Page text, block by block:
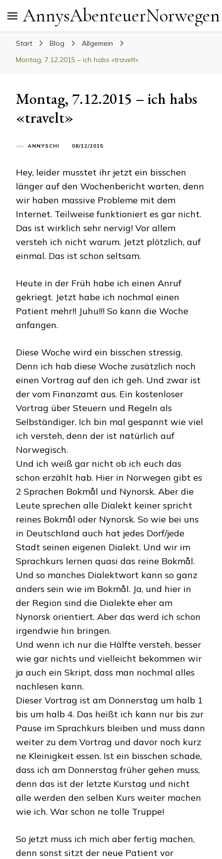
AnnysAbenteuerNorwegen
Start Blog
Allgemein
Montag, 7.12.2015 – ich habs «travelt»
Montag, 7.12.2015 – ich habs
«travelt»
von ANNYSCHI 08/12/2015
Hey, leider musstet ihr jetzt ein bisschen
länger auf den Wochenbericht warten, denn
wir haben massive Probleme mit dem
Internet. Teilweise funktioniert es gar nicht.
Das ist wirklich sehr nervig! Vor allem
versteh ich nicht warum. Jetzt plötzlich, auf
einmal. Das ist schon seltsam.
Heute in der Früh habe ich einen Anruf
gekriegt. Jetzt habe ich nochmal einen
Patient mehr!! Juhu!!! So kann die Woche
anfangen.
Diese Woche wird ein bisschen stressig.
Denn ich hab diese Woche zusätzlich noch
einen Vortrag auf den ich geh. Und zwar ist
der vom Finanzamt aus. Ein kostenloser
Vortrag über Steuern und Regeln als
Selbständiger. Ich bin mal gespannt wie viel
ich versteh, denn der ist natürlich auf
Norwegisch.
Und ich weiß gar nicht ob ich euch das
schon erzählt hab. Hier in Norwegen gibt es
2 Sprachen Bokmål und Nynorsk. Aber die
Leute sprechen alle Dialekt keiner spricht
reines Bokmål oder Nynorsk. So wie bei uns
in Deutschland auch hat jedes Dorf/jede
Stadt seinen eigenen Dialekt. Und wir im
Sprachkurs lernen quasi das reine Bokmål.
Und so manches Dialektwort kann so ganz
anders sein wie im Bokmål. Ja, und hier in
der Region sind die Dialekte eher am
Nynorsk orientiert. Aber das werd ich schon
irgendwie hin bringen.
Und wenn ich nur die Hälfte versteh, besser
wie gar nichts und vielleicht bekommen wir
ja auch ein Skript, dass man nochmal alles
nachlesen kann.
Dieser Vortrag ist am Donnerstag um halb 1
bis um halb 4. Das heißt ich kann nur bis zur
Pause im Sprachkurs bleiben und muss dann
weiter zu dem Vortrag und davor noch kurz
ne Kleinigkeit essen. Ist ein bisschen schade,
dass ich am Donnerstag früher gehen muss,
denn das ist der letzte Kurstag und nicht
alle werden den selben Kurs weiter machen
wie ich. War schon ne tolle Truppe!
So jetzt muss ich mich aber fertig machen,
denn sonst sitzt der neue Patient vor